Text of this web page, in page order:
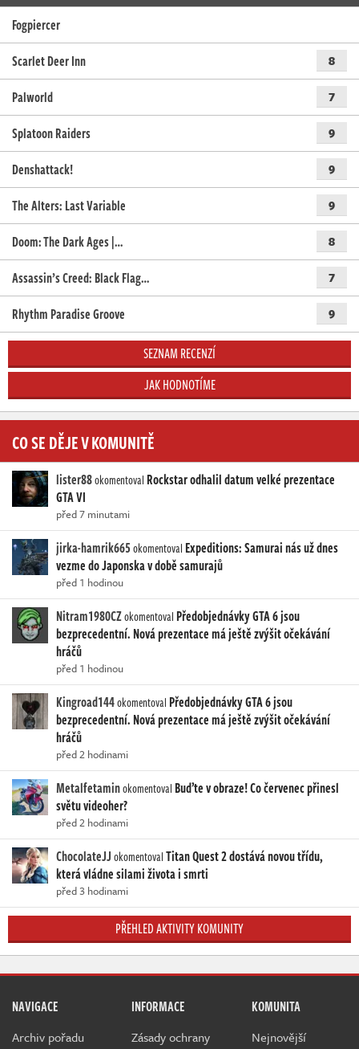
Fogpiercer
Scarlet Deer Inn
8
Palworld 7
Splatoon Raiders 9
Denshattack! 9
The Alters: Last Variable 9
Doom: The Dark Ages |… 8
Assassin’s Creed: Black Flag… 7
Rhythm Paradise Groove 9
SEZNAM RECENZÍ
JAK HODNOTÍME
CO SE DĚJE V KOMUNITĚ
lister88okomentoval Rockstar odhalil datum velké prezentace
GTA VI
před 7 minutami
jirka-hamrik665okomentoval Expeditions: Samurai nás už dnes
vezme do Japonska v době samurajů
před 1 hodinou
Nitram1980CZokomentoval Předobjednávky GTA 6 jsou
bezprecedentní. Nová prezentace má ještě zvýšit očekávání
hráčů
před 1 hodinou
Kingroad144okomentoval Předobjednávky GTA 6 jsou
bezprecedentní. Nová prezentace má ještě zvýšit očekávání
hráčů
před 2 hodinami
Metalfetaminokomentoval Buďte v obraze! Co červenec přinesl
světu videoher?
před 2 hodinami
ChocolateJJokomentovalTitan Quest 2 dostává novou třídu,
která vládne silami života i smrti
před 3 hodinami
PŘEHLED AKTIVITY KOMUNITY
NAVIGACE
Archiv pořadu
INFORMACE
Zásady ochrany
KOMUNITA
Nejnovější